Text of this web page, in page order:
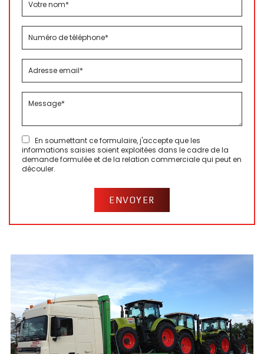
En soumettant ce formulaire, j'accepte que les
informations saisies soient exploitées dans le cadre de la
demande formulée et de la relation commerciale qui peut en
découler.